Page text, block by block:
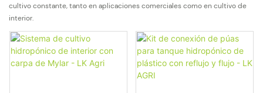
cultivo constante, tanto en aplicaciones comerciales como en cultivo de
interior.